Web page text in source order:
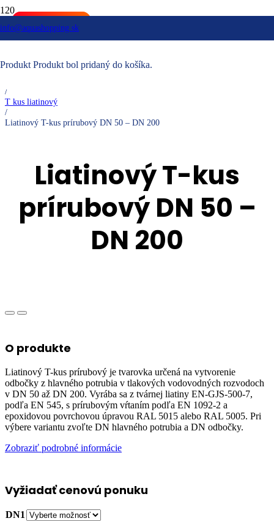
info@aquashopping.sk
Produkt Produkt bol pridaný do košíka.
Domovská stránka
Vodárenské systémy
/
/
T kus liatinový
/
Liatinový T-kus prírubový DN 50 – DN 200
Liatinový T-kus
prírubový DN 50 –
DN 200
O produkte
Liatinový T-kus prírubový je tvarovka určená na vytvorenie
odbočky z hlavného potrubia v tlakových vodovodných rozvodoch
v DN 50 až DN 200. Vyrába sa z tvárnej liatiny EN-GJS-500-7,
podľa EN 545, s prírubovým vŕtaním podľa EN 1092-2 a
epoxidovou povrchovou úpravou RAL 5015 alebo RAL 5005. Pri
výbere variantu zvoľte DN hlavného potrubia a DN odbočky.
Zobraziť podrobné informácie
Vyžiadať cenovú ponuku
DN1